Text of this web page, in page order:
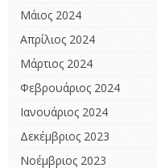
Μάιος 2024
Απρίλιος 2024
Μάρτιος 2024
Φεβρουάριος 2024
Ιανουάριος 2024
Δεκέμβριος 2023
Νοέμβριος 2023